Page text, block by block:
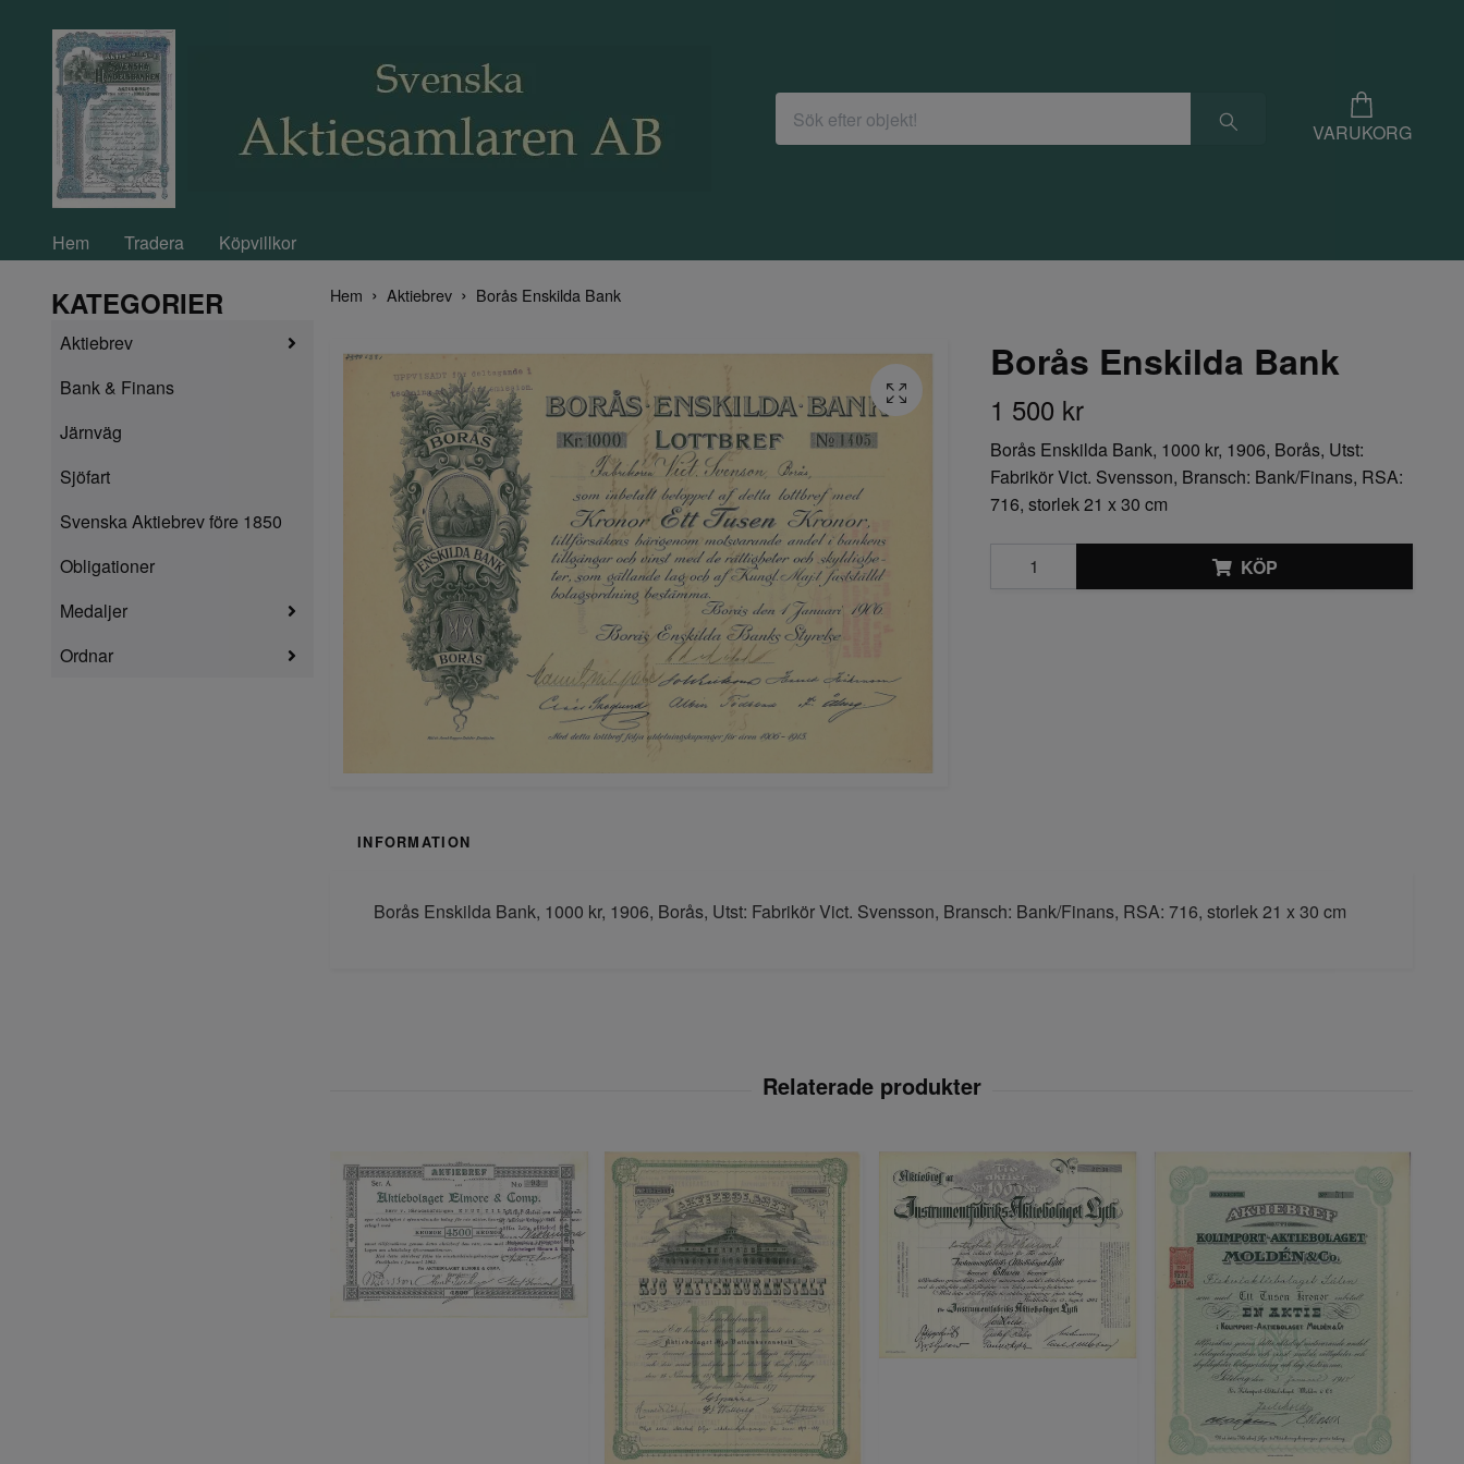
VARUKORG
Hem Tradera Köpvillkor
KATEGORIER
Aktiebrev
Bank & Finans
Järnväg
Sjöfart
Svenska Aktiebrev före 1850
Obligationer
Medaljer
Ordnar
Hem Aktiebrev Borås Enskilda Bank
Borås Enskilda Bank
1 500 kr
Borås Enskilda Bank, 1000 kr, 1906, Borås, Utst:
Fabrikör Vict. Svensson, Bransch: Bank/Finans, RSA:
716, storlek 21 x 30 cm
KÖP
INFORMATION
Borås Enskilda Bank, 1000 kr, 1906, Borås, Utst: Fabrikör Vict. Svensson, Bransch: Bank/Finans, RSA: 716, storlek 21 x 30 cm